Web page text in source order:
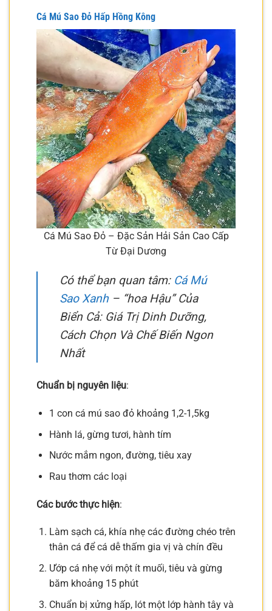
Cá Mú Sao Đỏ Hấp Hồng Kông
Cá Mú Sao Đỏ – Đặc Sản Hải Sản Cao Cấp
Từ Đại Dương
Có thể bạn quan tâm: Cá Mú
Sao Xanh– “hoa Hậu” Của
Biển Cả: Giá Trị Dinh Dưỡng,
Cách Chọn Và Chế Biến Ngon
Nhất
Chuẩn bị nguyên liệu:
1 con cá mú sao đỏ khoảng 1,2-1,5kg
Hành lá, gừng tươi, hành tím
Nước mắm ngon, đường, tiêu xay
Rau thơm các loại
Các bước thực hiện:
Làm sạch cá, khía nhẹ các đường chéo trên
thân cá để cá dễ thấm gia vị và chín đều
Ướp cá nhẹ với một ít muối, tiêu và gừng
băm khoảng 15 phút
Chuẩn bị xửng hấp, lót một lớp hành tây và